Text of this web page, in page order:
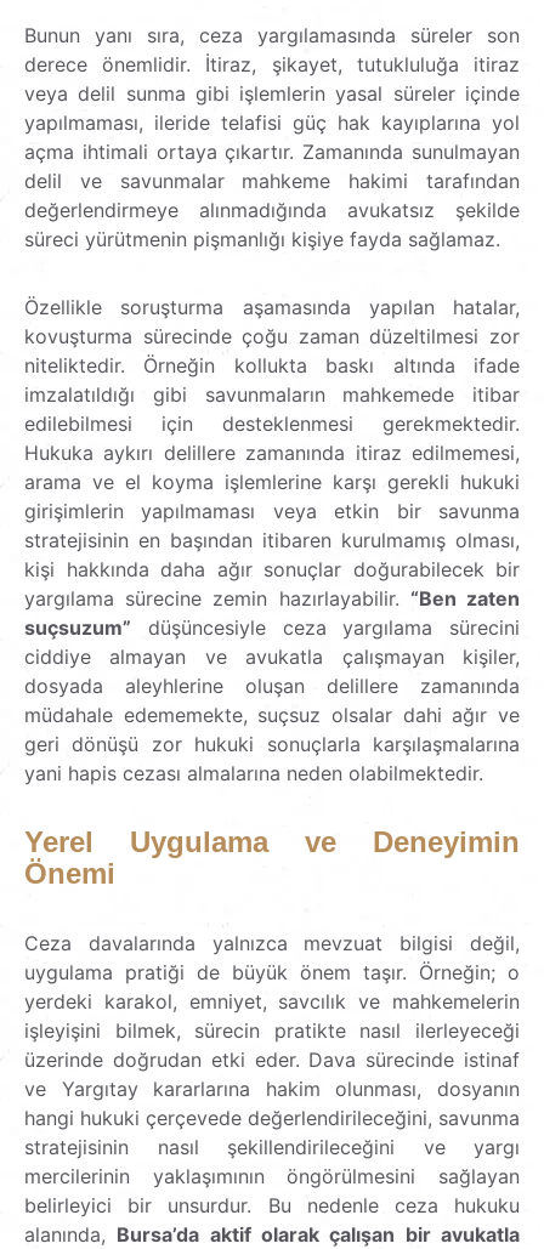
Bunun yanı sıra, ceza yargılamasında süreler son
derece önemlidir. İtiraz, şikayet, tutukluluğa itiraz
veya delil sunma gibi işlemlerin yasal süreler içinde
yapılmaması, ileride telafisi güç hak kayıplarına yol
açma ihtimali ortaya çıkartır. Zamanında sunulmayan
delil ve savunmalar mahkeme hakimi tarafından
değerlendirmeye alınmadığında avukatsız şekilde
süreci yürütmenin pişmanlığı kişiye fayda sağlamaz.
Özellikle soruşturma aşamasında yapılan hatalar,
kovuşturma sürecinde çoğu zaman düzeltilmesi zor
niteliktedir. Örneğin kollukta baskı altında ifade
imzalatıldığı gibi savunmaların mahkemede itibar
edilebilmesi için desteklenmesi gerekmektedir.
Hukuka aykırı delillere zamanında itiraz edilmemesi,
arama ve el koyma işlemlerine karşı gerekli hukuki
girişimlerin yapılmaması veya etkin bir savunma
stratejisinin en başından itibaren kurulmamış olması,
kişi hakkında daha ağır sonuçlar doğurabilecek bir
yargılama sürecine zemin hazırlayabilir. “Ben zaten
suçsuzum” düşüncesiyle ceza yargılama sürecini
ciddiye almayan ve avukatla çalışmayan kişiler,
dosyada aleyhlerine oluşan delillere zamanında
müdahale edememekte, suçsuz olsalar dahi ağır ve
geri dönüşü zor hukuki sonuçlarla karşılaşmalarına
yani hapis cezası almalarına neden olabilmektedir.
Yerel Uygulama ve Deneyimin
Önemi
Ceza davalarında yalnızca mevzuat bilgisi değil,
uygulama pratiği de büyük önem taşır. Örneğin; o
yerdeki karakol, emniyet, savcılık ve mahkemelerin
işleyişini bilmek, sürecin pratikte nasıl ilerleyeceği
üzerinde doğrudan etki eder. Dava sürecinde istinaf
ve Yargıtay kararlarına hakim olunması, dosyanın
hangi hukuki çerçevede değerlendirileceğini, savunma
stratejisinin nasıl şekillendirileceğini ve yargı
mercilerinin yaklaşımının öngörülmesini sağlayan
belirleyici bir unsurdur. Bu nedenle ceza hukuku
alanında, Bursa’da aktif olarak çalışan bir avukatla